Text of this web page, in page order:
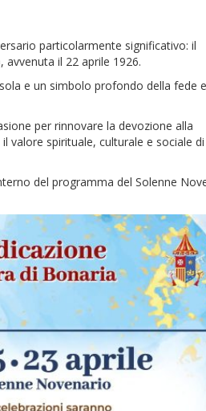
particolarmente significativo: il
il 22 aprile 1926.
e un simbolo profondo della fede e
per rinnovare la devozione alla
valore spirituale, culturale e sociale di
del programma del Solenne